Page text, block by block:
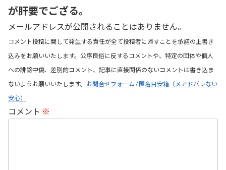
が肝要でござる。
メールアドレスが公開されることはありません。
コメント投稿に関して発生する責任が全て投稿者に帰すことを承諾の上書き
込みをお願いいたします。公序良俗に反するコメントや、特定の団体や個人
への誹謗中傷、差別的コメント、記事に直接関係のないコメントは書き込ま
ないようお願いいたします。 お問合せフォーム /匿名目安箱（メアドバレない
安心）
コメント ※